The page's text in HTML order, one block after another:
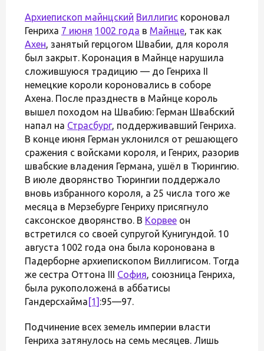
Архиепископ майнцский Виллигис короновал
Генриха 7 июня 1002 года в Майнце, так как
Ахен, занятый герцогом Швабии, для короля
был закрыт. Коронация в Майнце нарушила
сложившуюся традицию — до Генриха II
немецкие короли короновались в соборе
Ахена. После празднеств в Майнце король
вышел походом на Швабию: Герман Швабский
напал на Страсбург, поддерживавший Генриха.
В конце июня Герман уклонился от решающего
сражения с войсками короля, и Генрих, разорив
швабские владения Германа, ушёл в Тюрингию.
В июле дворянство Тюрингии поддержало
вновь избранного короля, а 25 числа того же
месяца в Мерзебурге Генриху присягнуло
саксонское дворянство. В Корвее он
встретился со своей супругой Кунигундой. 10
августа 1002 года она была коронована в
Падерборне архиепископом Виллигисом. Тогда
же сестра Оттона III София, союзница Генриха,
была рукоположена́ в аббатисы
Гандерсхайма [1] :95—97.
Подчинение всех земель империи власти
Генриха затянулось на семь месяцев. Лишь